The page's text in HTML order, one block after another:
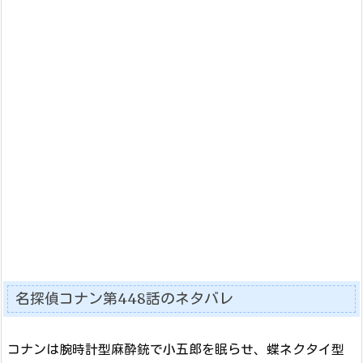
名探偵コナン第448話のネタバレ
コナンは腕時計型麻酔銃で小五郎を眠らせ、蝶ネクタイ型